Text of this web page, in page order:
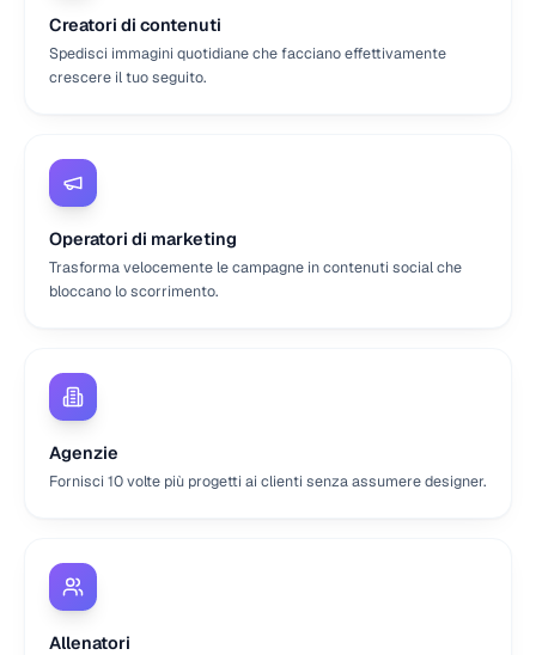
Creatori di contenuti
Spedisci immagini quotidiane che facciano effettivamente
crescere il tuo seguito.
Operatori di marketing
Trasforma velocemente le campagne in contenuti social che
bloccano lo scorrimento.
Agenzie
Fornisci 10 volte più progetti ai clienti senza assumere designer.
Allenatori